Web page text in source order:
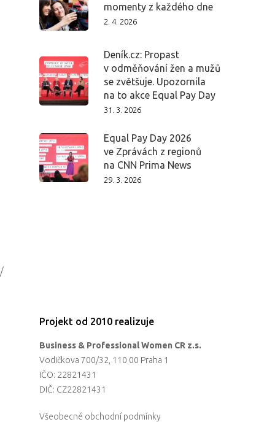
momenty z každého dne
2. 4. 2026
Deník.cz: Propast
v odměňování žen a mužů
se zvětšuje. Upozornila
na to akce Equal Pay Day
31. 3. 2026
Equal Pay Day 2026
ve Zprávách z regionů
na CNN Prima News
29. 3. 2026
/
Projekt od 2010 realizuje
Business & Professional Women CR z.s.
Vodičkova 700/32, 110 00 Praha 1
IČO: 22821431
DIČ: CZ22821431
Všeobecné obchodní podmínky
Partneři